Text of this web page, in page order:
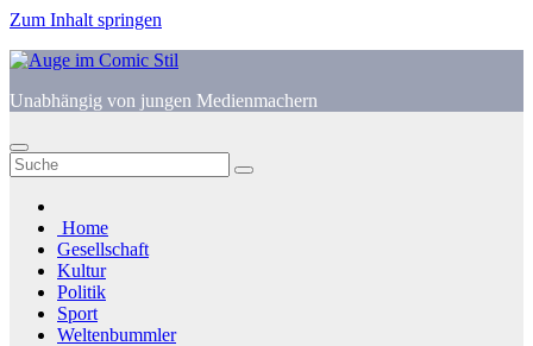
Zum Inhalt springen
Unabhängig von jungen Medienmachern
Home
Gesellschaft
Kultur
Politik
Sport
Weltenbummler